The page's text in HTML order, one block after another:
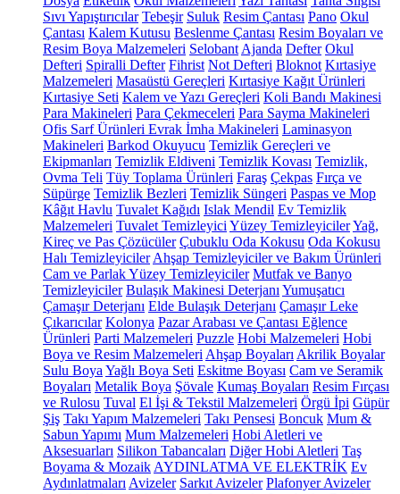
Sıvı Yapıştırıcılar Tebeşir Suluk Resim Çantası Pano Okul
Çantası Kalem Kutusu Beslenme Çantası Resim Boyaları ve
Resim Boya Malzemeleri Selobant Ajanda Defter Okul
Defteri Spiralli Defter Fihrist Not Defteri Bloknot Kırtasiye
Malzemeleri Masaüstü Gereçleri Kırtasiye Kağıt Ürünleri
Kırtasiye Seti Kalem ve Yazı Gereçleri Koli Bandı Makinesi
Para Makineleri Para Çekmeceleri Para Sayma Makineleri
Ofis Sarf Ürünleri Evrak İmha Makineleri Laminasyon
Makineleri Barkod Okuyucu Temizlik Gereçleri ve
Ekipmanları Temizlik Eldiveni Temizlik Kovası Temizlik,
Ovma Teli Tüy Toplama Ürünleri Faraş Çekpas Fırça ve
Süpürge Temizlik Bezleri Temizlik Süngeri Paspas ve Mop
Kâğıt Havlu Tuvalet Kağıdı Islak Mendil Ev Temizlik
Malzemeleri Tuvalet Temizleyici Yüzey TemizleyicilerYağ,
Kireç ve Pas Çözücüler Çubuklu Oda Kokusu Oda Kokusu
Halı Temizleyiciler Ahşap Temizleyiciler ve Bakım Ürünleri
Cam ve Parlak Yüzey Temizleyiciler Mutfak ve Banyo
Temizleyiciler Bulaşık Makinesi Deterjanı Yumuşatıcı
Çamaşır Deterjanı Elde Bulaşık Deterjanı Çamaşır Leke
Çıkarıcılar Kolonya Pazar Arabası ve Çantası Eğlence
Ürünleri Parti Malzemeleri Puzzle Hobi Malzemeleri Hobi
Boya ve Resim Malzemeleri Ahşap Boyaları Akrilik Boyalar
Sulu Boya Yağlı Boya Seti Eskitme Boyası Cam ve Seramik
Boyaları Metalik Boya Şövale Kumaş Boyaları Resim Fırçası
ve Rulosu Tuval El İşi & Tekstil Malzemeleri Örgü İpi Güpür
Şiş Takı Yapım Malzemeleri Takı Pensesi Boncuk Mum &
Sabun Yapımı Mum Malzemeleri Hobi Aletleri ve
Aksesuarları Silikon Tabancaları Diğer Hobi Aletleri Taş
Boyama & Mozaik AYDINLATMA VE ELEKTRİK Ev
Aydınlatmaları Avizeler Sarkıt Avizeler Plafonyer Avizeler